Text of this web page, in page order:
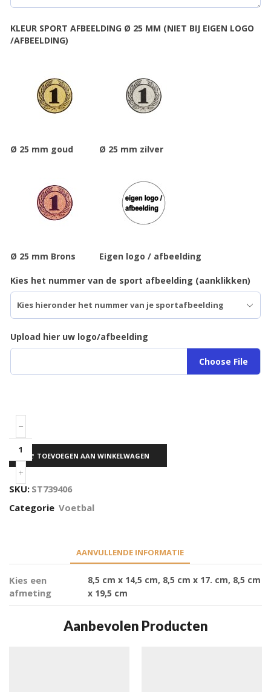
KLEUR SPORT AFBEELDING Ø 25 MM (NIET BIJ EIGEN LOGO
/AFBEELDING)
Ø 25 mm goud Ø 25 mm zilver
Ø 25 mm Brons Eigen logo / afbeelding
Kies het nummer van de sport afbeelding (aanklikken)
Upload hier uw logo/afbeelding
Choose File
TOEVOEGEN AAN WINKELWAGEN
SKU: ST739406
Categorie Voetbal
AANVULLENDE INFORMATIE
Kies een
afmeting
8,5 cm x 14,5 cm, 8,5 cm x 17. cm, 8,5 cm
x 19,5 cm
Aanbevolen Producten